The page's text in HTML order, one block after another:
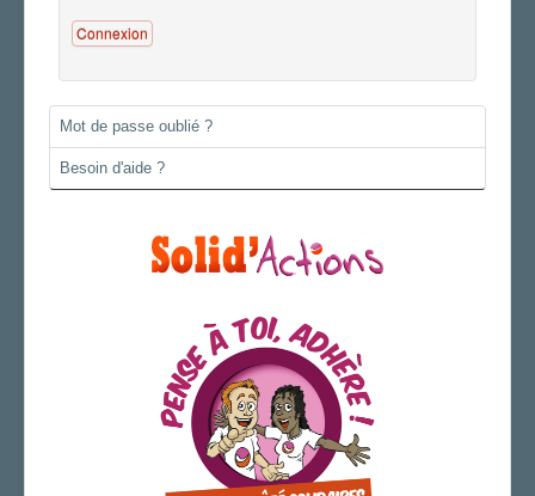
AGENDA
Connexion
Mot de passe oublié ?
Besoin d'aide ?